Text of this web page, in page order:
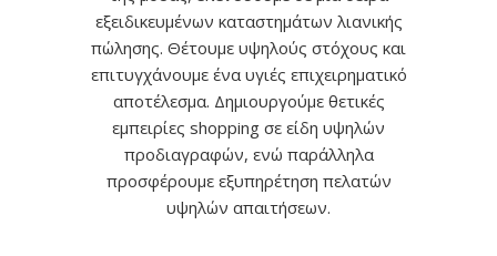
εξειδικευμένων καταστημάτων λιανικής
πώλησης. Θέτουμε υψηλούς στόχους και
επιτυγχάνουμε ένα υγιές επιχειρηματικό
αποτέλεσμα. Δημιουργούμε θετικές
εμπειρίες shopping σε είδη υψηλών
προδιαγραφών, ενώ παράλληλα
προσφέρουμε εξυπηρέτηση πελατών
υψηλών απαιτήσεων.